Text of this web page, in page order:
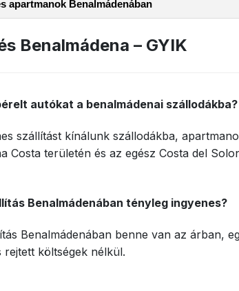
apartmanok Benalmádenában
Benalmádena – GYIK
autókat a benalmádenai szállodákba?
szállítást kínálunk szállodákba,
Costa területén és az egész Costa del
Benalmádenában tényleg ingyenes?
Benalmádenában benne van az árban,
rejtett költségek nélkül.